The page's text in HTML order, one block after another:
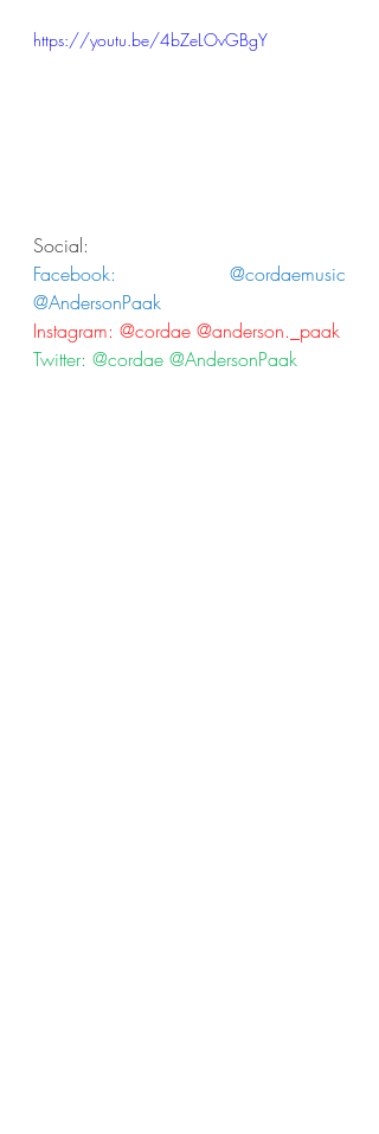
https://youtu.be/4bZeLOvGBgY
Social:
Facebook: @cordaemusic
@AndersonPaak
Instagram: @cordae @anderson._paak
Twitter: @cordae @AndersonPaak